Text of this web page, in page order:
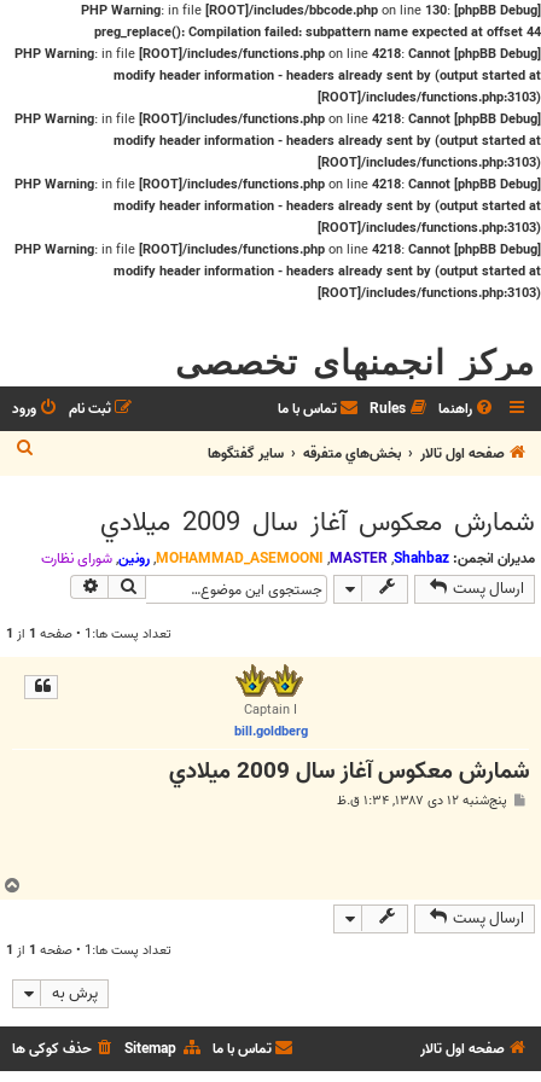
[phpBB Debug] PHP Warning
: in file[ROOT]/includes/bbcode.phpon line 130:
preg_replace(): Compilation failed: subpattern name expected at offset 44
[phpBB Debug] PHP Warning
: in file[ROOT]/includes/functions.phpon line4218:Cannot
modify header information - headers already sent by (output started at
[ROOT]/includes/functions.php:3103)
[phpBB Debug] PHP Warning
: in file[ROOT]/includes/functions.phpon line4218:Cannot
modify header information - headers already sent by (output started at
[ROOT]/includes/functions.php:3103)
[phpBB Debug] PHP Warning
: in file[ROOT]/includes/functions.phpon line4218:Cannot
modify header information - headers already sent by (output started at
[ROOT]/includes/functions.php:3103)
[phpBB Debug] PHP Warning
: in file[ROOT]/includes/functions.phpon line4218:Cannot
modify header information - headers already sent by (output started at
[ROOT]/includes/functions.php:3103)
مرکز انجمنهای تخصصی
راهنما Rules تماس با ما ورود
ثبت نام
صفحه اول تالار
بخش‌‌هاي متفرقه ساير گفتگوها
س
شمارش معكوس آغاز سال 2009 ميلادي
مدیران انجمن: Shahbaz
,
MASTER
,
MOHAMMAD_ASEMOONI
,رونین,شوراي نظارت
ارسال پست جستجو
تعداد پست ها:1 • صفحه 1 از 1
Captain I
bill.goldberg
شمارش معكوس آغاز سال 2009 ميلادي
س
پنج‌شنبه ۱۲ دی ۱۳۸۷, ۱:۳۴ ق.ظ
ارسال پست
تعداد پست ها:1 • صفحه 1 از 1
پرش به
صفحه اول تالار حذف کوکی ها Sitemap تماس با ما